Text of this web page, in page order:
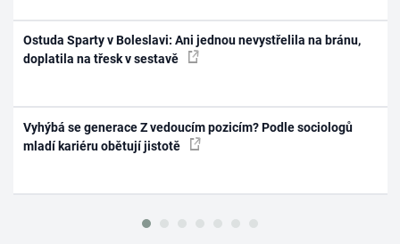
Ostuda Sparty v Boleslavi: Ani jednou nevystřelila na bránu,
doplatila na třesk v sestavě
Vyhýbá se generace Z vedoucím pozicím? Podle sociologů
mladí kariéru obětují jistotě